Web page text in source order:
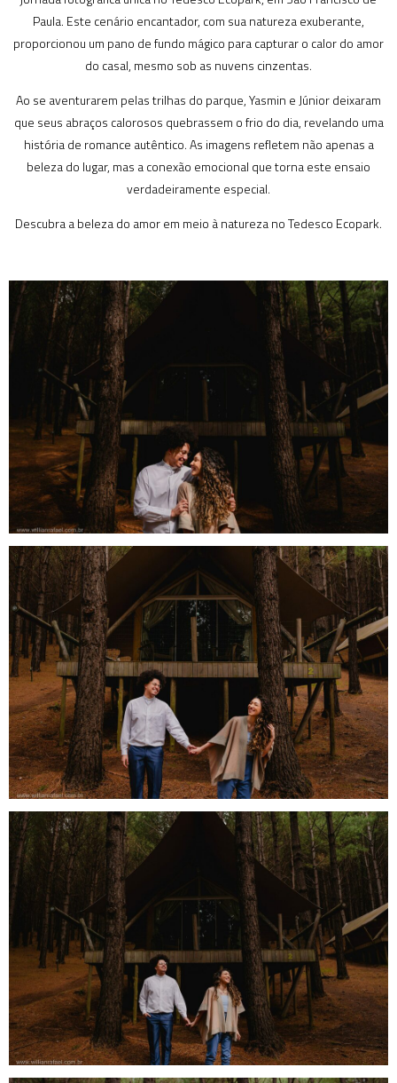
Paula. Este cenário encantador, com sua natureza exuberante,
proporcionou um pano de fundo mágico para capturar o calor do amor
do casal, mesmo sob as nuvens cinzentas.
Ao se aventurarem pelas trilhas do parque, Yasmin e Júnior deixaram
que seus abraços calorosos quebrassem o frio do dia, revelando uma
história de romance autêntico. As imagens refletem não apenas a
beleza do lugar, mas a conexão emocional que torna este ensaio
verdadeiramente especial.
Descubra a beleza do amor em meio à natureza no Tedesco Ecopark.